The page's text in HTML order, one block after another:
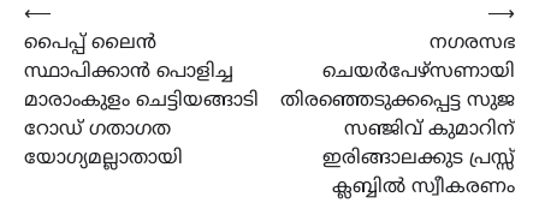
Post
navigation
⟵
പൈപ്പ് ലൈൻ
സ്ഥാപിക്കാൻ പൊളിച്ച
മാരാംകുളം ചെട്ടിയങ്ങാടി
റോഡ് ഗതാഗത
യോഗ്യമല്ലാതായി
നഗരസഭ
ചെയര്‍പേഴ്‌സണായി
തിരഞ്ഞെടുക്കപ്പെട്ട സുജ
സഞ്ജിവ് കുമാറിന്
ഇരിങ്ങാലക്കുട പ്രസ്സ്
ക്ലബ്ബില്‍ സ്വീകരണം
⟶